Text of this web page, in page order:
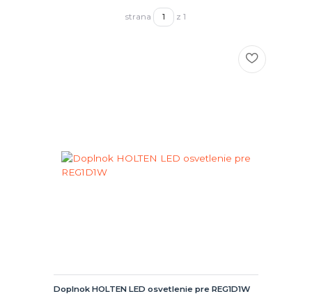
strana z 1
Doplnok HOLTEN LED osvetlenie pre REG1D1W